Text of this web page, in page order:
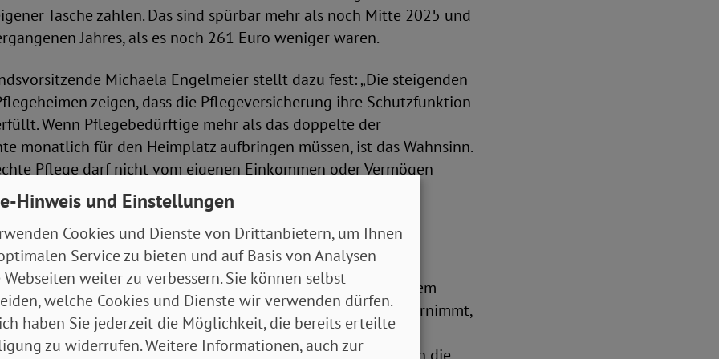
Tasche zahlen. Das sind spürbar mehr als noch Mitte 2025 und
Jahres, als es noch 261 Euro weniger waren.
Michaela Engelmeier stellt dazu fest: „Die steigenden
zeigen, dass die Pflegeversicherung ihre Schutzfunktion
Wenn Pflegebedürftige mehr als das doppelte der
monatlich für den Heimplatz aufbringen müssen, ist das Wahnsinn.
Pflege darf nicht vom eigenen Einkommen oder Vermögen
Unterschied zwischen den Bundesländern
sich aus mehreren Bestandteilen zusammen. Neben dem
Betreuung, den die Pflegeversicherung nur teilweise übernimmt,
und Verpflegung sowie für Investitionen in den
Hinweis und Einstellungen
Cookies und Dienste von Drittanbietern, um Ihnen
Service zu bieten und auf Basis von Analysen
Webseiten weiter zu verbessern. Sie können selbst
welche Cookies und Dienste wir verwenden dürfen.
haben Sie jederzeit die Möglichkeit, die bereits erteilte
zu widerrufen. Weitere Informationen, auch zur